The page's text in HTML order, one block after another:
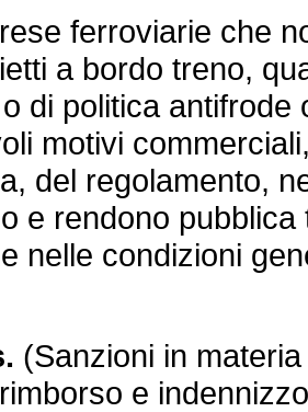
ferroviarie che
a bordo treno,
di politica
motivi
del regolamento,
e rendono
nelle condizioni
(Sanzioni in
e